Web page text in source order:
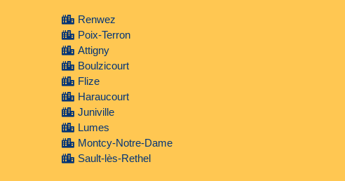
Renwez
Poix-Terron
Attigny
Boulzicourt
Flize
Haraucourt
Juniville
Lumes
Montcy-Notre-Dame
Sault-lès-Rethel